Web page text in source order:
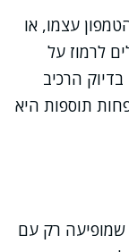
עצמו, או
לרמוז על
הרכיב
תוספות היא
צריבה שמופיעה רק עם